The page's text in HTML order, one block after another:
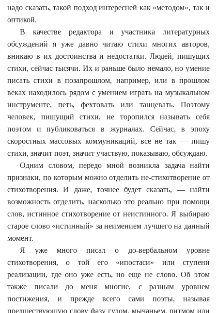
надо сказать, такой подход интересней как «методом», так и
оптикой.
В качестве редактора и участника литературных
обсуждений я уже давно читаю стихи многих авторов,
вникаю в их достоинства и недостатки. Людей, пишущих
стихи, сейчас тысячи. Их и раньше было немало, но умение
писать стихи в позапрошлом, например, или в прошлом
веках находилось рядом с умением играть на музыкальном
инструменте, петь, фехтовать или танцевать. Поэтому
человек, пишущий стихи, не торопился называть себя
поэтом и публиковаться в журналах. Сейчас, в эпоху
скоростных массовых коммуникаций, все не так — пишу
стихи, значит поэт, значит участвую, показываю, обсуждаю.
Одним словом, передо мной возникла задача найти
признаки, по которым можно отделить не-стихотворение от
стихотворения. И даже, точнее будет сказать, — найти
возможность отделить, насколько это реально при помощи
слов, истинное стихотворение от неистинного. Я выбираю
старое слово «истинный» за неимением лучшего на данный
момент.
Я уже много писал о до-вербальном уровне
стихотворения, о той его «ипостаси» или ступени
реализации, где оно уже есть, но еще не слово. Об этом
также писали до меня многие, с разным уровнем
постижения, и прежде всего сами поэты, называя
предшествующую слову фазу гулом, мычаньем, ритмом или